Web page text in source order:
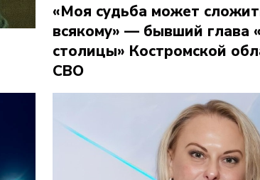
«Моя судьба может
всякому» — бывший глава
столицы» Костромской
СВО